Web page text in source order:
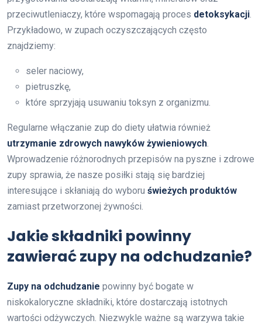
przeciwutleniaczy, które wspomagają proces detoksykacji
Przykładowo, w zupach oczyszczających często
znajdziemy:
seler naciowy,
pietruszkę,
które sprzyjają usuwaniu toksyn z organizmu.
Regularne włączanie zup do diety ułatwia również
utrzymanie zdrowych nawyków żywieniowych
Wprowadzenie różnorodnych przepisów na pyszne i zdrowe
zupy sprawia, że nasze posiłki stają się bardziej
interesujące i skłaniają do wyboru świeżych produktów
zamiast przetworzonej żywności.
Jakie składniki powinny
zawierać zupy na odchudzanie?
Zupy na odchudzanie powinny być bogate w
niskokaloryczne składniki, które dostarczają istotnych
wartości odżywczych. Niezwykle ważne są warzywa takie